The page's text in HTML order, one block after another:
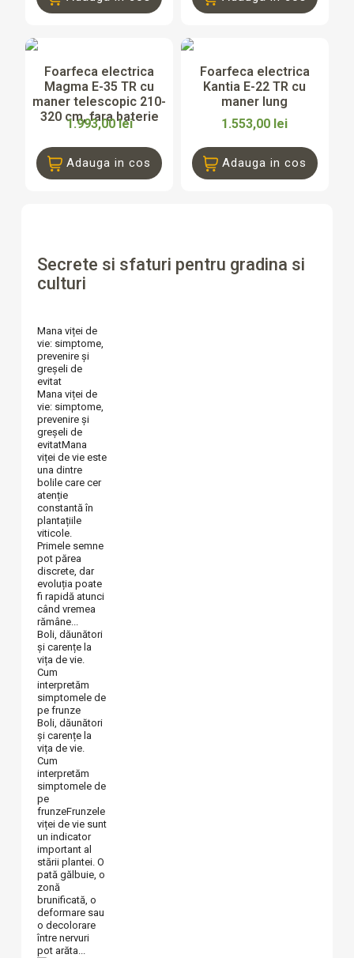
Foarfeca electrica
Magma E-35 TR cu
maner telescopic 210-
320 cm, fara baterie
1.993,00 lei
Adauga in cos
Foarfeca electrica
Kantia E-22 TR cu
maner lung
1.553,00 lei
Adauga in cos
Secrete si sfaturi pentru gradina si
culturi
Mana viței de
vie: simptome,
prevenire și
greșeli de
evitat
Mana viței de
vie: simptome,
prevenire și
greșeli de
evitatMana
viței de vie este
una dintre
bolile care cer
atenție
constantă în
plantațiile
viticole.
Primele semne
pot părea
discrete, dar
evoluția poate
fi rapidă atunci
când vremea
rămâne...
Boli, dăunători
și carențe la
vița de vie.
Cum
interpretăm
simptomele de
pe frunze
Boli, dăunători
și carențe la
vița de vie.
Cum
interpretăm
simptomele de
pe
frunzeFrunzele
viței de vie sunt
un indicator
important al
stării plantei. O
pată gălbuie, o
zonă
brunificată, o
deformare sau
o decolorare
între nervuri
pot arăta...